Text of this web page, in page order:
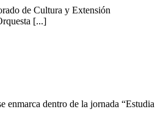
de Cultura y Extensión
[...]
dentro de la jornada “Estudia